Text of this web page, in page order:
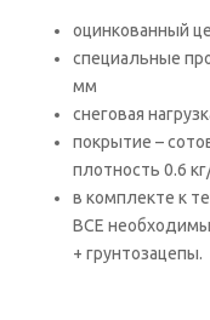
оцинкованный
специальные
мм
cнеговая
покрытие –
плотность 0.6
в комплекте к
ВСЕ
+ грунтозацепы.